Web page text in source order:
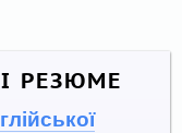
РЕЗЮМЕ